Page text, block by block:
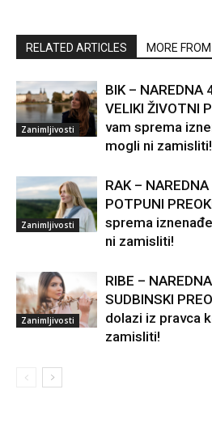
RELATED ARTICLES MORE
Zanimljivosti
BIK – NAREDNA
VELIKI ŽIVOTNI
vam sprema
mogli ni zamisliti!
Zanimljivosti
RAK –
POTPUNI
sprema
ni zamisliti!
Zanimljivosti
RIBE –
SUDBINSKI
dolazi iz pravca
zamisliti!